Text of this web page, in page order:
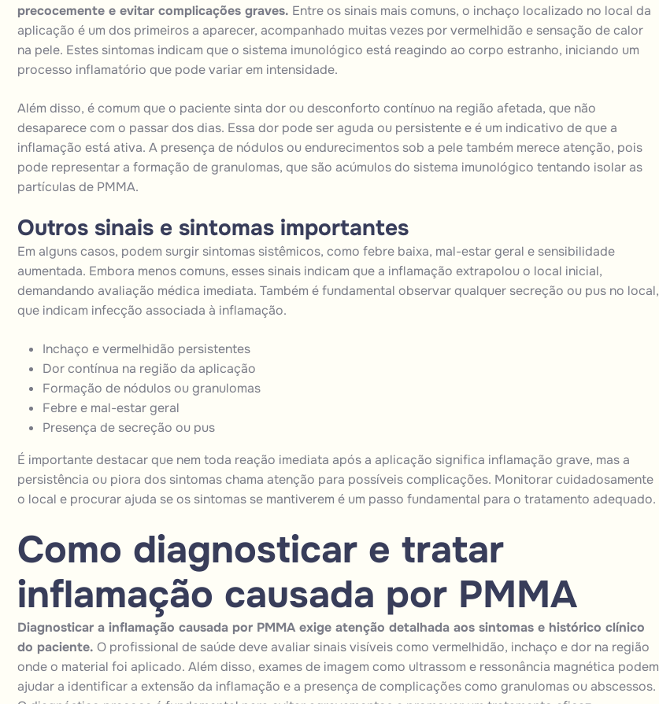
precocemente e evitar complicações graves. Entre os sinais mais comuns, o inchaço localizado no local da
aplicação é um dos primeiros a aparecer, acompanhado muitas vezes por vermelhidão e sensação de calor
na pele. Estes sintomas indicam que o sistema imunológico está reagindo ao corpo estranho, iniciando um
processo inflamatório que pode variar em intensidade.
Além disso, é comum que o paciente sinta dor ou desconforto contínuo na região afetada, que não
desaparece com o passar dos dias. Essa dor pode ser aguda ou persistente e é um indicativo de que a
inflamação está ativa. A presença de nódulos ou endurecimentos sob a pele também merece atenção, pois
pode representar a formação de granulomas, que são acúmulos do sistema imunológico tentando isolar as
partículas de PMMA.
Outros sinais e sintomas importantes
Em alguns casos, podem surgir sintomas sistêmicos, como febre baixa, mal-estar geral e sensibilidade
aumentada. Embora menos comuns, esses sinais indicam que a inflamação extrapolou o local inicial,
demandando avaliação médica imediata. Também é fundamental observar qualquer secreção ou pus no local,
que indicam infecção associada à inflamação.
Inchaço e vermelhidão persistentes
Dor contínua na região da aplicação
Formação de nódulos ou granulomas
Febre e mal-estar geral
Presença de secreção ou pus
É importante destacar que nem toda reação imediata após a aplicação significa inflamação grave, mas a
persistência ou piora dos sintomas chama atenção para possíveis complicações. Monitorar cuidadosamente
o local e procurar ajuda se os sintomas se mantiverem é um passo fundamental para o tratamento adequado.
Como diagnosticar e tratar
inflamação causada por PMMA
Diagnosticar a inflamação causada por PMMA exige atenção detalhada aos sintomas e histórico clínico
do paciente. O profissional de saúde deve avaliar sinais visíveis como vermelhidão, inchaço e dor na região
onde o material foi aplicado. Além disso, exames de imagem como ultrassom e ressonância magnética podem
ajudar a identificar a extensão da inflamação e a presença de complicações como granulomas ou abscessos.